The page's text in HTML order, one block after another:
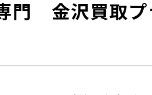
門 金沢買取プ